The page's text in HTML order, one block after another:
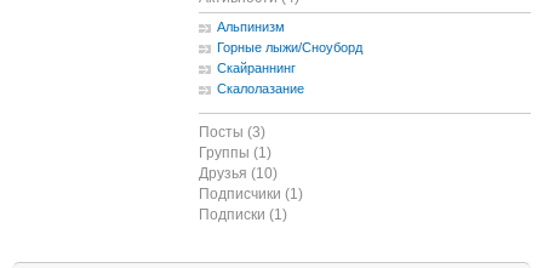
Альпинизм
Горные лыжи/Сноуборд
Скайраннинг
Скалолазание
Посты (3)
Группы (1)
Друзья (10)
Подписчики (1)
Подписки (1)